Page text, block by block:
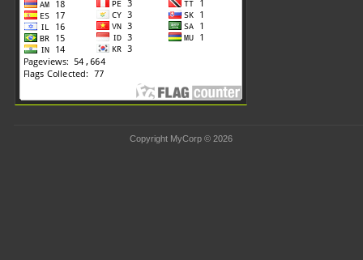
Copyright MyCorp © 2026